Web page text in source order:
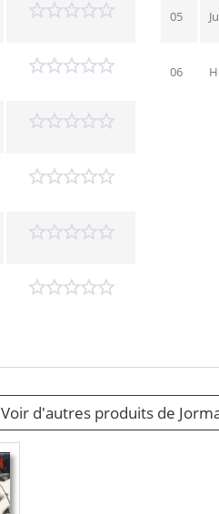
05
06
Voir d'autres produits de